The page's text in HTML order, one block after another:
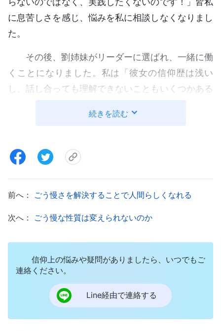
に息苦しさを感じ、悩みを私に相談しなくなりまし
た。
その後、劉姉妹がリーダーに選ばれ、一緒に働
くことになりました。私は「彼女の信仰歴は浅い
し、話し合っても理解できないこともいくつかある
終的に指示しよう」と思いました。私が決定し、劉
ーから、ある本分に誰かの推薦を求める手紙を受け
取りました。私は神の家の仕事に関連するものだと
ばと思った。でもこう思ったの。「自分は長い間教
会で本分を尽くしてきた。兄弟姉妹のことはよく知
と話し合わずに決断しました。彼女には段取りだけ
してもらいました。一緒にリーダーを務めたのに、
彼女を目下に扱っていました。彼女がうまく対処で
きないと、私は腹を立てることもありました。彼女
は消極的になり、自分は何もわからず、本分もうま
続きを読む
前へ： ごう慢さを解決することで人間らしくなれる
次へ： ごう慢な性質は変えられないのか
信仰上の悩みや疑問がありましたら、いつでもご
連絡ください。
Line経由で連絡する